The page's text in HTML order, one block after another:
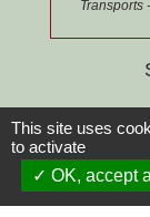
Transports
This site uses
to activate
OK, accept all